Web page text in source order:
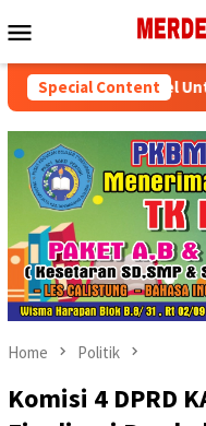
to
Menu
Special Content
Kalsel Untuk
Home Politik
Komisi 4 DPRD